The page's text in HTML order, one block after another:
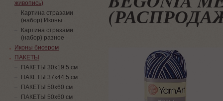
живопись)
Картина стразами
(набор) Иконы
Картина стразами
(набор) разное
Иконы бисером
ПАКЕТЫ
ПАКЕТЫ 30х19.5 см
ПАКЕТЫ 37х44.5 см
ПАКЕТЫ 50х60 см
ПАКЕТЫ 50х60 см